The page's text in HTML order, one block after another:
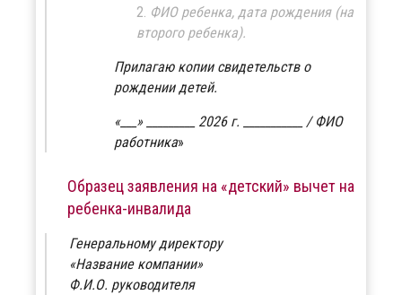
ФИО ребенка, дата рождения (на
второго ребенка).
Прилагаю копии свидетельств о
рождении детей.
«___» _________ 2026 г. ___________ / ФИО
работника
Образец заявления на «детский» вычет на
ребенка-инвалида
Генеральному директору
«Название компании»
Ф.И.О. руководителя